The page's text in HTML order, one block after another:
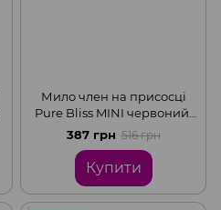
Мило член на присосці
Pure Bliss MINI червоний,
15 см
387 грн 516 грн
Купити